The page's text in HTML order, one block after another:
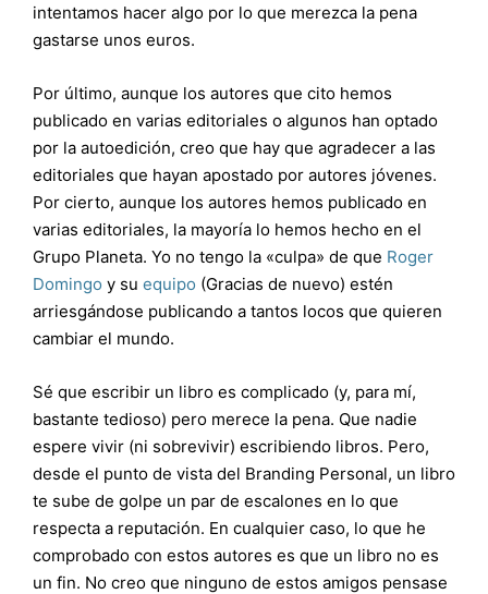
intentamos hacer algo por lo que merezca la pena
gastarse unos euros.
Por último, aunque los autores que cito hemos
publicado en varias editoriales o algunos han optado
por la autoedición, creo que hay que agradecer a las
editoriales que hayan apostado por autores jóvenes.
Por cierto, aunque los autores hemos publicado en
varias editoriales, la mayoría lo hemos hecho en el
Grupo Planeta. Yo no tengo la «culpa» de que Roger
Domingo y su equipo (Gracias de nuevo) estén
arriesgándose publicando a tantos locos que quieren
cambiar el mundo.
Sé que escribir un libro es complicado (y, para mí,
bastante tedioso) pero merece la pena. Que nadie
espere vivir (ni sobrevivir) escribiendo libros. Pero,
desde el punto de vista del Branding Personal, un libro
te sube de golpe un par de escalones en lo que
respecta a reputación. En cualquier caso, lo que he
comprobado con estos autores es que un libro no es
un fin. No creo que ninguno de estos amigos pensase